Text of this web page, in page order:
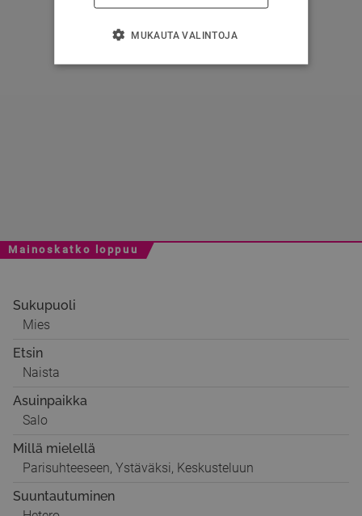
Mainoskatko loppuu
Sukupuoli
Mies
Etsin
Naista
Asuinpaikka
Salo
Millä mielellä
Parisuhteeseen, Ystäväksi, Keskusteluun
Suuntautuminen
MUKAUTA VALINTOJA